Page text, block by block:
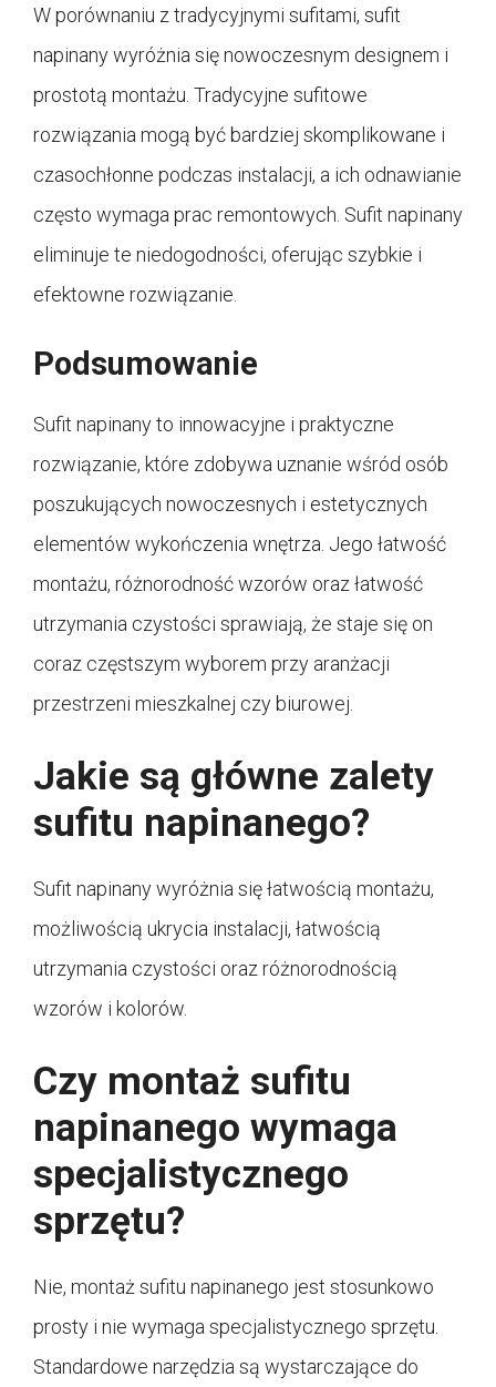
W porównaniu z tradycyjnymi sufitami, sufit
napinany wyróżnia się nowoczesnym designem i
prostotą montażu. Tradycyjne sufitowe
rozwiązania mogą być bardziej skomplikowane i
czasochłonne podczas instalacji, a ich odnawianie
często wymaga prac remontowych. Sufit napinany
eliminuje te niedogodności, oferując szybkie i
efektowne rozwiązanie.
Podsumowanie
Sufit napinany to innowacyjne i praktyczne
rozwiązanie, które zdobywa uznanie wśród osób
poszukujących nowoczesnych i estetycznych
elementów wykończenia wnętrza. Jego łatwość
montażu, różnorodność wzorów oraz łatwość
utrzymania czystości sprawiają, że staje się on
coraz częstszym wyborem przy aranżacji
przestrzeni mieszkalnej czy biurowej.
Jakie są główne zalety
sufitu napinanego?
Sufit napinany wyróżnia się łatwością montażu,
możliwością ukrycia instalacji, łatwością
utrzymania czystości oraz różnorodnością
wzorów i kolorów.
Czy montaż sufitu
napinanego wymaga
specjalistycznego
sprzętu?
Nie, montaż sufitu napinanego jest stosunkowo
prosty i nie wymaga specjalistycznego sprzętu.
Standardowe narzędzia są wystarczające do